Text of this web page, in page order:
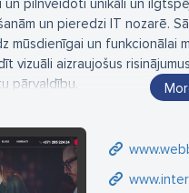
pilnveidoti unikāli un
un pieredzi IT nozarē.
mūsdienīgai un funkcionālai
vizuāli aizraujošus
pārvaldību.
veida mājas lapas,
sasaistīt e-komerciju ar